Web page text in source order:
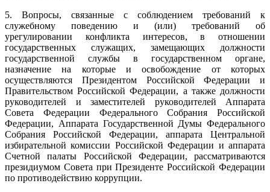
5. Вопросы, связанные с соблюдением требований к
служебному поведению и (или) требований об
урегулировании конфликта интересов, в отношении
государственных служащих, замещающих должности
государственной службы в государственном органе,
назначение на которые и освобождение от которых
осуществляются Президентом Российской Федерации и
Правительством Российской Федерации, а также должности
руководителей и заместителей руководителей Аппарата
Совета Федерации Федерального Собрания Российской
Федерации, Аппарата Государственной Думы Федерального
Собрания Российской Федерации, аппарата Центральной
избирательной комиссии Российской Федерации и аппарата
Счетной палаты Российской Федерации, рассматриваются
президиумом Совета при Президенте Российской Федерации
по противодействию коррупции.